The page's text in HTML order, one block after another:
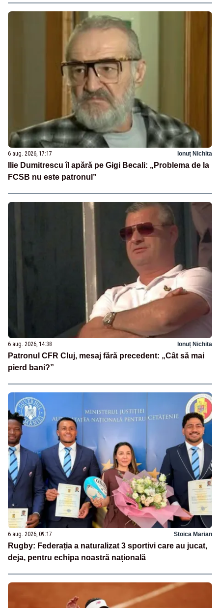
6 aug. 2026, 17:17 Ionuț Nichita
Ilie Dumitrescu îl apără pe Gigi Becali: „Problema de la
FCSB nu este patronul”
6 aug. 2026, 14:38 Ionuț Nichita
Patronul CFR Cluj, mesaj fără precedent: „Cât să mai
pierd bani?”
6 aug. 2026, 09:17 Stoica Marian
Rugby: Federația a naturalizat 3 sportivi care au jucat,
deja, pentru echipa noastră națională